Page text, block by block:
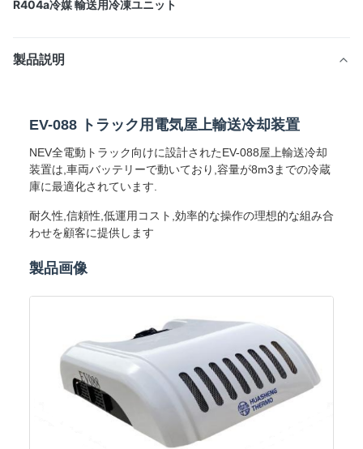
R404a冷媒 輸送用冷凍ユニット
製品説明
EV-088 トラック用電気屋上輸送冷却装置
NEV全電動トラック向けに設計されたEV-088屋上輸送冷却
装置は,車両バッテリーで動いており,容量が8m3までの冷蔵
庫に最適化されています.
耐久性,信頼性,低運用コスト,効率的な操作の理想的な組み合
わせを顧客に提供します
製品画像